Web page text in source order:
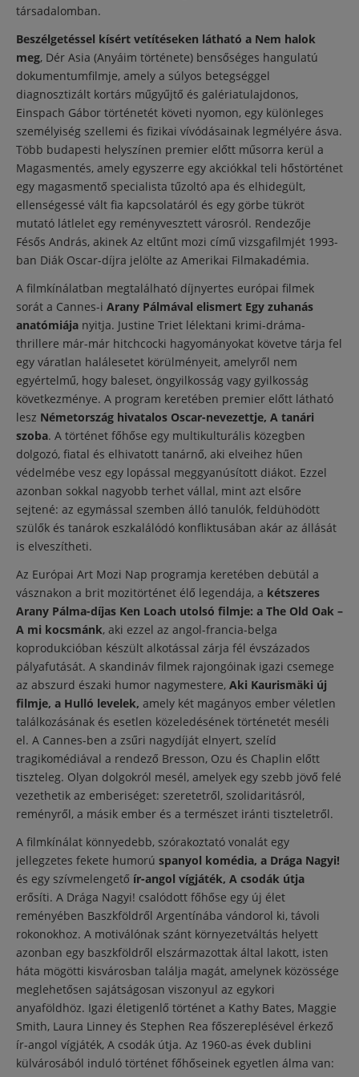
társadalomban.
Beszélgetéssel kísért vetítéseken látható a Nem halok
meg, Dér Asia (Anyáim története) bensőséges hangulatú
dokumentumfilmje, amely a súlyos betegséggel
diagnosztizált kortárs műgyűjtő és galériatulajdonos,
Einspach Gábor történetét követi nyomon, egy különleges
személyiség szellemi és fizikai vívódásainak legmélyére ásva.
Több budapesti helyszínen premier előtt műsorra kerül a
Magasmentés, amely egyszerre egy akciókkal teli hőstörténet
egy magasmentő specialista tűzoltó apa és elhidegült,
ellenségessé vált fia kapcsolatáról és egy görbe tükröt
mutató látlelet egy reményvesztett városról. Rendezője
Fésős András, akinek Az eltűnt mozi című vizsgafilmjét 1993-
ban Diák Oscar-díjra jelölte az Amerikai Filmakadémia.
A filmkínálatban megtalálható díjnyertes európai filmek
sorát a Cannes-i Arany Pálmával elismert Egy zuhanás
anatómiája nyitja. Justine Triet lélektani krimi-dráma-
thrillere már-már hitchcocki hagyományokat követve tárja fel
egy váratlan halálesetet körülményeit, amelyről nem
egyértelmű, hogy baleset, öngyilkosság vagy gyilkosság
következménye. A program keretében premier előtt látható
lesz Németország hivatalos Oscar-nevezettje, A tanári
szoba. A történet főhőse egy multikulturális közegben
dolgozó, fiatal és elhivatott tanárnő, aki elveihez hűen
védelmébe vesz egy lopással meggyanúsított diákot. Ezzel
azonban sokkal nagyobb terhet vállal, mint azt elsőre
sejtené: az egymással szemben álló tanulók, feldühödött
szülők és tanárok eszkalálódó konfliktusában akár az állását
is elveszítheti.
Az Európai Art Mozi Nap programja keretében debütál a
vásznakon a brit mozitörténet élő legendája, a kétszeres
Arany Pálma-díjas Ken Loach utolsó filmje: a The Old Oak –
A mi kocsmánk, aki ezzel az angol-francia-belga
koprodukcióban készült alkotással zárja fél évszázados
pályafutását. A skandináv filmek rajongóinak igazi csemege
az abszurd északi humor nagymestere, Aki Kaurismäki új
filmje, a Hulló levelek, amely két magányos ember véletlen
találkozásának és esetlen közeledésének történetét meséli
el. A Cannes-ben a zsűri nagydíját elnyert, szelíd
tragikomédiával a rendező Bresson, Ozu és Chaplin előtt
tiszteleg. Olyan dolgokról mesél, amelyek egy szebb jövő felé
vezethetik az emberiséget: szeretetről, szolidaritásról,
reményről, a másik ember és a természet iránti tiszteletről.
A filmkínálat könnyedebb, szórakoztató vonalát egy
jellegzetes fekete humorú spanyol komédia, a Drága Nagyi!
és egy szívmelengető ír-angol vígjáték, A csodák útja
erősíti. A Drága Nagyi! csalódott főhőse egy új élet
reményében Baszkföldről Argentínába vándorol ki, távoli
rokonokhoz. A motiválónak szánt környezetváltás helyett
azonban egy baszkföldről elszármazottak által lakott, isten
háta mögötti kisvárosban találja magát, amelynek közössége
meglehetősen sajátságosan viszonyul az egykori
anyaföldhöz. Igazi életigenlő történet a Kathy Bates, Maggie
Smith, Laura Linney és Stephen Rea főszereplésével érkező
ír-angol vígjáték, A csodák útja. Az 1960-as évek dublini
külvárosából induló történet főhőseinek egyetlen álma van: